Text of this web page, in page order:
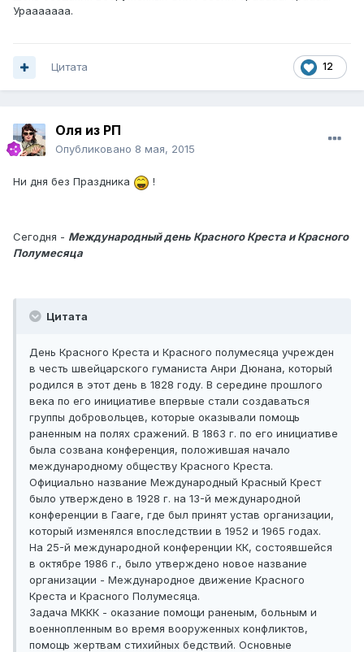
Урааааааа.
12
Цитата
Оля из РП
Опубликовано 8 мая, 2015
Ни дня без Праздника !
Сегодня - Международный день Красного Креста и Красного
Полумесяца
Цитата
День Красного Креста и Красного полумесяца учрежден
в честь швейцарского гуманиста Анри Дюнана, который
родился в этот день в 1828 году. В середине прошлого
века по его инициативе впервые стали создаваться
группы добровольцев, которые оказывали помощь
раненным на полях сражений. В 1863 г. по его инициативе
была созвана конференция, положившая начало
международному обществу Красного Креста.
Официально название Международный Красный Крест
было утверждено в 1928 г. на 13-й международной
конференции в Гааге, где был принят устав организации,
который изменялся впоследствии в 1952 и 1965 годах.
На 25-й международной конференции КК, состоявшейся
в октябре 1986 г., было утверждено новое название
организации - Международное движение Красного
Креста и Красного Полумесяца.
Задача МККК - оказание помощи раненым, больным и
военнопленным во время вооруженных конфликтов,
помощь жертвам стихийных бедствий. Основные